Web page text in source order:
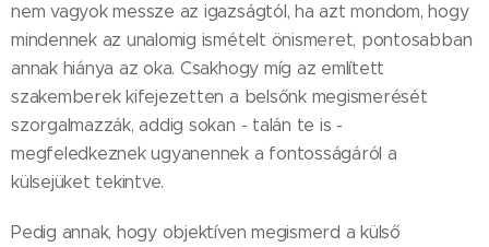
nem vagyok messze az igazságtól, ha azt mondom, hogy
mindennek az unalomig ismételt önismeret, pontosabban
annak hiánya az oka. Csakhogy míg az említett
szakemberek kifejezetten a belsőnk megismerését
szorgalmazzák, addig sokan - talán te is -
megfeledkeznek ugyanennek a fontosságáról a
külsejüket tekintve.
Pedig annak, hogy objektíven megismerd a külső